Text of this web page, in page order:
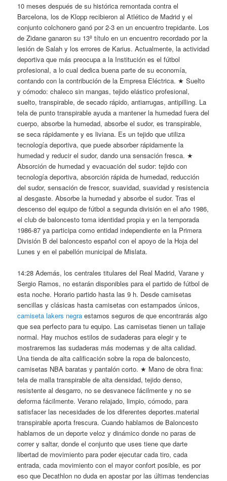
10 meses después de su histórica remontada contra el
Barcelona, los de Klopp recibieron al Atlético de Madrid y el
conjunto colchonero ganó por 2-3 en un encuentro trepidante. Los
de Zidane ganaron su 13º título en un encuentro recordado por la
lesión de Salah y los errores de Karius. Actualmente, la actividad
deportiva que más preocupa a la Institución es el fútbol
profesional, a lo cual dedica buena parte de su economía,
contando con la contribución de la Empresa Eléctrica. ★ Suelto
y cómodo: chaleco sin mangas, tejido elástico profesional,
suelto, transpirable, de secado rápido, antiarrugas, antipilling. La
tela de punto transpirable ayuda a mantener la humedad fuera del
cuerpo, absorbe la humedad, absorbe el sudor, es transpirable,
se seca rápidamente y es liviana. Es un tejido que utiliza
tecnología deportiva, que puede absorber rápidamente la
humedad y reducir el sudor, dando una sensación fresca. ★
Absorción de humedad y evacuación del sudor: tejido con
tecnología deportiva, absorción rápida de humedad, reducción
del sudor, sensación de frescor, suavidad, suavidad y resistencia
al desgaste. Absorbe la humedad y absorbe el sudor. Tras el
descenso del equipo de fútbol a segunda división en el año 1986,
el club de baloncesto toma identidad propia y en la temporada
1986-87 ya participa como entidad independiente en la Primera
División B del baloncesto español con el apoyo de la Hoja del
Lunes y en el pabellón municipal de Mislata.
14:28 Además, los centrales titulares del Real Madrid, Varane y
Sergio Ramos, no estarán disponibles para el partido de fútbol de
esta noche. Horario partido hasta las 9 h. Desde camisetas
sencillas y clásicas hasta camisetas con estampados únicos,
camiseta lakers negra estamos seguros de que encontrarás algo
que sea perfecto para tu equipo. Las camisetas tienen un tallaje
normal. Hay muchos estilos de sudaderas para elegir y te
mostraremos las sudaderas más modernas y de alta calidad.
Una tienda de alta calificación sobre la ropa de baloncesto,
camisetas NBA baratas y pantalón corto. ★ Mano de obra fina:
tela de malla transpirable de alta densidad, tejido denso,
resistente al desgarro, no se desvanece fácilmente y no se
deforma fácilmente. Verano relajado, limpio, cómodo, para
satisfacer las necesidades de los diferentes deportes.material
transpirable aporta frescura. Cuando hablamos de Baloncesto
hablamos de un deporte veloz y dinámico donde no paras de
correr y saltar, donde el conjunto que uses tiene que darte
libertad de movimiento para poder ejecutar cada tiro, cada
entrada, cada movimiento con el mayor confort posible, es por
eso que Decathlon no duda en apostar por las últimas tendencias